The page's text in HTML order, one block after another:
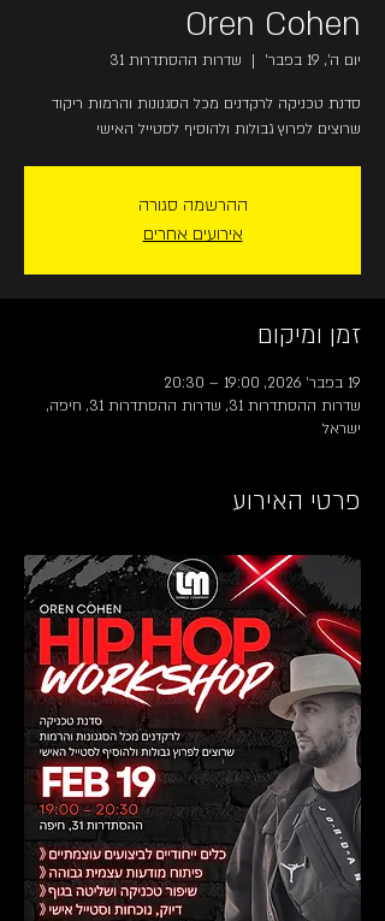
Oren Cohen
יום ה׳, 19 בפבר׳
  |
שדרות ההסתדרות 31
שרוצים לפרוץ גבולות ולהוסיף לסטייל האישי
ההרשמה סגורה
אירועים אחרים
זמן ומיקום
19 בפבר׳ 2026, 19:00 – 20:30
שדרות ההסתדרות 31, שדרות ההסתדרות 31, חיפה,
ישראל
פרטי האירוע